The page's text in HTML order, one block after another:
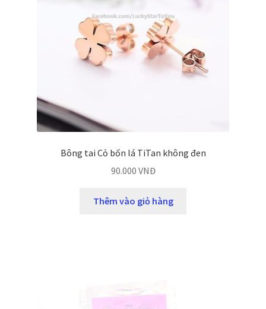
Bông tai Cỏ bốn lá TiTan không đen
90.000 VNĐ
Thêm vào giỏ hàng